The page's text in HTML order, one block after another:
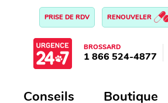
PRISE DE RDV RENOUVELER
BROSSARD
1 866 524-4877
Conseils Boutique